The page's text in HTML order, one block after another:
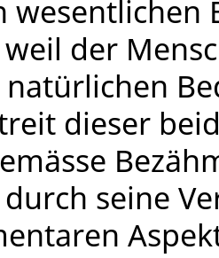
der
natürlichen
dieser
seine